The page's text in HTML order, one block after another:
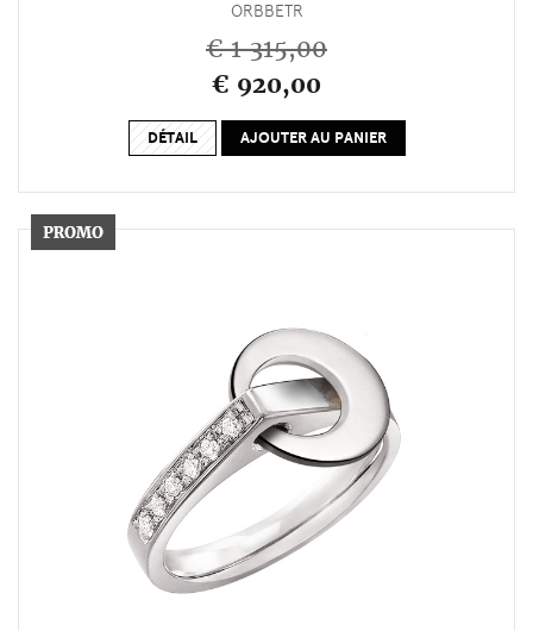
ORBBETR
€ 1 315,00
€ 920,00
DÉTAIL AJOUTER AU PANIER